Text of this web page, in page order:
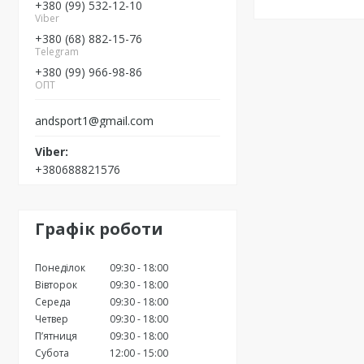
+380 (99) 532-12-10
Viber
+380 (68) 882-15-76
Telegram
+380 (99) 966-98-86
ОПТ
andsport1@gmail.com
+380688821576
Графік роботи
Понеділок 09:30
18:00
Вівторок
09:30
18:00
Середа
09:30
18:00
Четвер
09:30
18:00
Пʼятниця
09:30
18:00
Субота
12:00
15:00